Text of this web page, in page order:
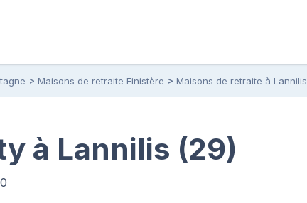
Maisons de retraite Finistère Maisons de retraite à Lannilis
à Lannilis (29)